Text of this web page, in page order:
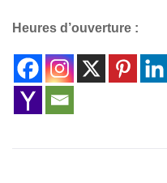
Heures d’ouverture :